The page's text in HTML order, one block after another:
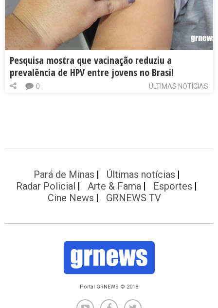
Pesquisa mostra que vacinação reduziu a
prevalência de HPV entre jovens no Brasil
ÚLTIMAS NOTÍCIAS
0
Pará de Minas
Últimas notícias
Radar Policial
Arte & Fama
Esportes
Cine News
GRNEWS TV
Portal GRNEWS © 2018